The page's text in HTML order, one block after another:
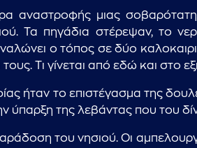
αναστροφής μιας
Τα πηγάδια στέρεψαν, το
ο τόπος σε δύο
Τι γίνεται από εδώ και στο
ήταν το επιστέγασμα της
ύπαρξη της λεβάντας που του
του νησιού. Οι